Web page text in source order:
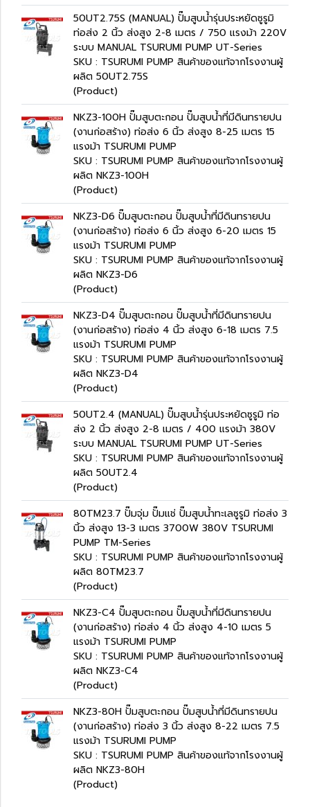
50UT2.75S (MANUAL) ปั๊มสูบน้ำรุ่นประหยัดซูรูมิ
ท่อส่ง 2 นิ้ว ส่งสูง 2-8 เมตร / 750 แรงม้า 220V
ระบบ MANUAL TSURUMI PUMP UT-Series
SKU : TSURUMI PUMP สินค้าของแท้จากโรงงานผู้
ผลิต 50UT2.75S
(Product)
NKZ3-100H ปั๊มสูบตะกอน ปั๊มสูบน้ำที่มีดินทรายปน
(งานก่อสร้าง) ท่อส่ง 6 นิ้ว ส่งสูง 8-25 เมตร 15
แรงม้า TSURUMI PUMP
SKU : TSURUMI PUMP สินค้าของแท้จากโรงงานผู้
ผลิต NKZ3-100H
(Product)
NKZ3-D6 ปั๊มสูบตะกอน ปั๊มสูบน้ำที่มีดินทรายปน
(งานก่อสร้าง) ท่อส่ง 6 นิ้ว ส่งสูง 6-20 เมตร 15
แรงม้า TSURUMI PUMP
SKU : TSURUMI PUMP สินค้าของแท้จากโรงงานผู้
ผลิต NKZ3-D6
(Product)
NKZ3-D4 ปั๊มสูบตะกอน ปั๊มสูบน้ำที่มีดินทรายปน
(งานก่อสร้าง) ท่อส่ง 4 นิ้ว ส่งสูง 6-18 เมตร 7.5
แรงม้า TSURUMI PUMP
SKU : TSURUMI PUMP สินค้าของแท้จากโรงงานผู้
ผลิต NKZ3-D4
(Product)
50UT2.4 (MANUAL) ปั๊มสูบน้ำรุ่นประหยัดซูรูมิ ท่อ
ส่ง 2 นิ้ว ส่งสูง 2-8 เมตร / 400 แรงม้า 380V
ระบบ MANUAL TSURUMI PUMP UT-Series
SKU : TSURUMI PUMP สินค้าของแท้จากโรงงานผู้
ผลิต 50UT2.4
(Product)
80TM23.7 ปั๊มจุ่ม ปั๊มแช่ ปั๊มสูบน้ำทะเลซูรูมิ ท่อส่ง 3
นิ้ว ส่งสูง 13-3 เมตร 3700W 380V TSURUMI
PUMP TM-Series
SKU : TSURUMI PUMP สินค้าของแท้จากโรงงานผู้
ผลิต 80TM23.7
(Product)
NKZ3-C4 ปั๊มสูบตะกอน ปั๊มสูบน้ำที่มีดินทรายปน
(งานก่อสร้าง) ท่อส่ง 4 นิ้ว ส่งสูง 4-10 เมตร 5
แรงม้า TSURUMI PUMP
SKU : TSURUMI PUMP สินค้าของแท้จากโรงงานผู้
ผลิต NKZ3-C4
(Product)
NKZ3-80H ปั๊มสูบตะกอน ปั๊มสูบน้ำที่มีดินทรายปน
(งานก่อสร้าง) ท่อส่ง 3 นิ้ว ส่งสูง 8-22 เมตร 7.5
แรงม้า TSURUMI PUMP
SKU : TSURUMI PUMP สินค้าของแท้จากโรงงานผู้
ผลิต NKZ3-80H
(Product)